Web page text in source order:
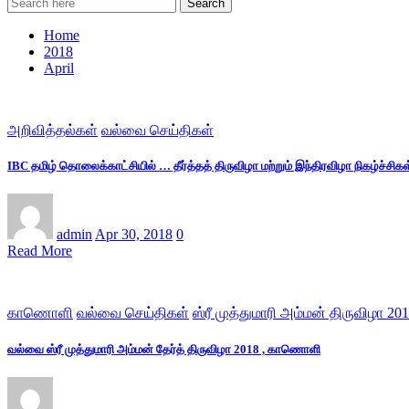
Search
Home
2018
April
அறிவித்தல்கள் வல்வை செய்திகள்
IBC தமிழ் தொலைக்காட்சியில் … தீர்த்தத் திருவிழா மற்றும் இந்திரவிழா
admin Apr 30, 2018 0
Read More
காணொளி வல்வை செய்திகள் ஸ்ரீ முத்துமாரி அம்மன் திருவிழா
வல்வை ஸ்ரீ முத்துமாரி அம்மன் தேர்த் திருவிழா 2018 , காணொளி